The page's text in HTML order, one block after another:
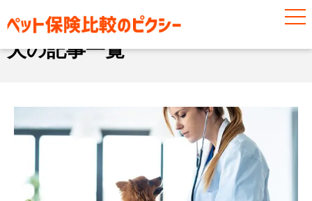
犬
犬の記事一覧